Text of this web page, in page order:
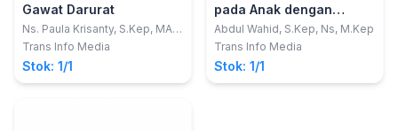
Gawat Darurat
Ns. Paula Krisanty, S.Kep, MA;
dkk
Trans Info Media
Stok: 1/1
pada Anak dengan
Kelainan Kongenital
Abdul Wahid, S.Kep, Ns, M.Kep
Trans Info Media
Stok: 1/1